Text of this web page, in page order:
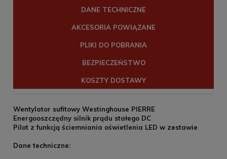
DANE TECHNICZNE
AKCESORIA POWIĄZANE
PLIKI DO POBRANIA
BEZPIECZEŃSTWO
KOSZTY DOSTAWY
Wentylator sufitowy Westinghouse PIERRE
Energooszczędny silnik prądu stałego DC
Pilot z funkcją ściemniania oświetlenia LED w zestawie
Dane techniczne: